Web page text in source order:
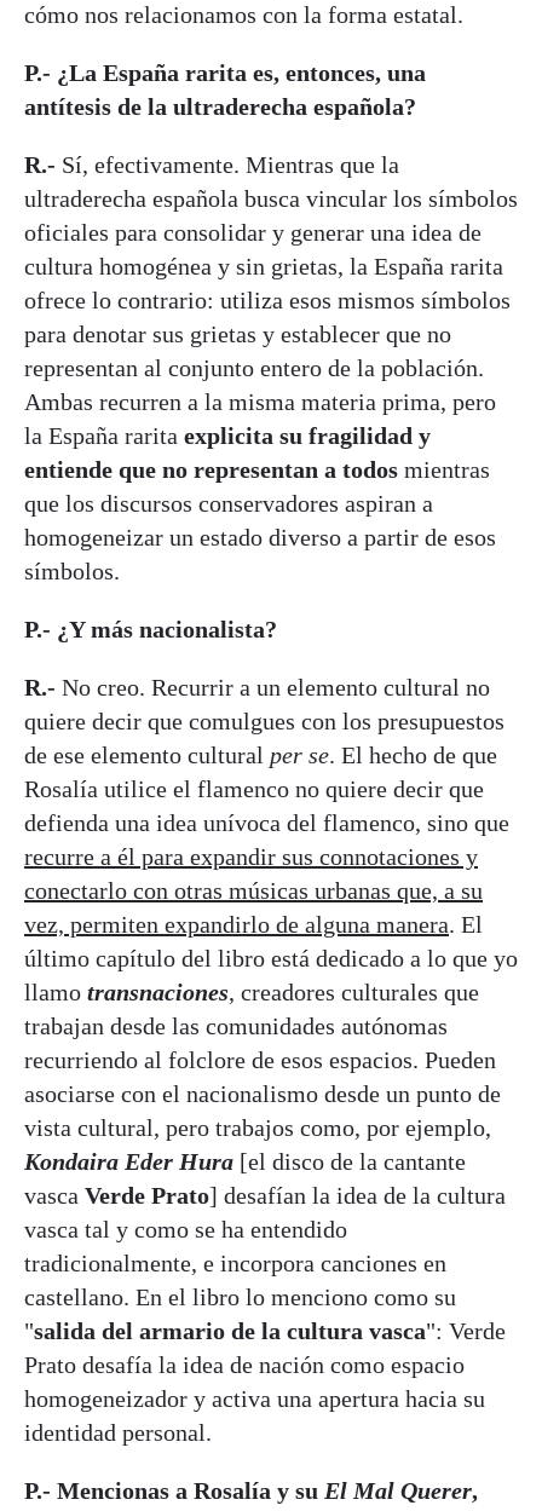
cómo nos relacionamos con la forma estatal.
P.- ¿La España rarita es, entonces, una
antítesis de la ultraderecha española?
R.- Sí, efectivamente. Mientras que la
ultraderecha española busca vincular los símbolos
oficiales para consolidar y generar una idea de
cultura homogénea y sin grietas, la España rarita
ofrece lo contrario: utiliza esos mismos símbolos
para denotar sus grietas y establecer que no
representan al conjunto entero de la población.
Ambas recurren a la misma materia prima, pero
la España rarita explicita su fragilidad y
entiende que no representan a todos mientras
que los discursos conservadores aspiran a
homogeneizar un estado diverso a partir de esos
símbolos.
P.- ¿Y más nacionalista?
R.- No creo. Recurrir a un elemento cultural no
quiere decir que comulgues con los presupuestos
de ese elemento cultural per se. El hecho de que
Rosalía utilice el flamenco no quiere decir que
defienda una idea unívoca del flamenco, sino que
recurre a él para expandir sus connotaciones y
conectarlo con otras músicas urbanas que, a su
vez, permiten expandirlo de alguna manera. El
último capítulo del libro está dedicado a lo que yo
llamo transnaciones, creadores culturales que
trabajan desde las comunidades autónomas
recurriendo al folclore de esos espacios. Pueden
asociarse con el nacionalismo desde un punto de
vista cultural, pero trabajos como, por ejemplo,
Kondaira Eder Hura [el disco de la cantante
vasca Verde Prato] desafían la idea de la cultura
vasca tal y como se ha entendido
tradicionalmente, e incorpora canciones en
castellano. En el libro lo menciono como su
"salida del armario de la cultura vasca": Verde
Prato desafía la idea de nación como espacio
homogeneizador y activa una apertura hacia su
identidad personal.
P.- Mencionas a Rosalía y su El Mal Querer,